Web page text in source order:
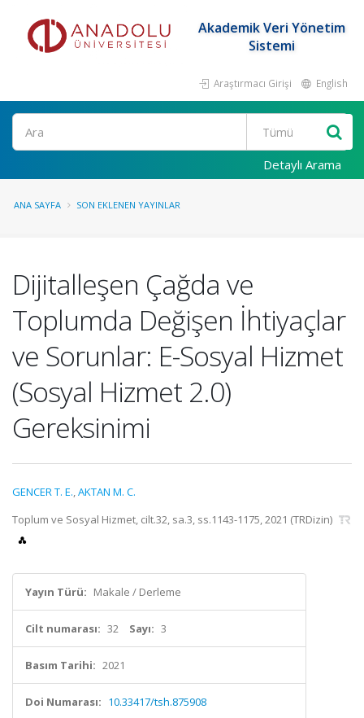
Akademik Veri Yönetim
Sistemi
Araştırmacı Girişi English
Ara
Detaylı Arama
ANA SAYFA SON EKLENEN YAYINLAR
Dijitalleşen Çağda ve
Toplumda Değişen İhtiyaçlar
ve Sorunlar: E-Sosyal Hizmet
(Sosyal Hizmet 2.0)
Gereksinimi
GENCER T. E.,AKTAN M. C.
Toplum ve Sosyal Hizmet, cilt.32, sa.3, ss.1143-1175, 2021 (TRDizin)
Yayın Türü: Makale / Derleme
Cilt numarası: 32 Sayı: 3
Basım Tarihi: 2021
Doi Numarası: 10.33417/tsh.875908